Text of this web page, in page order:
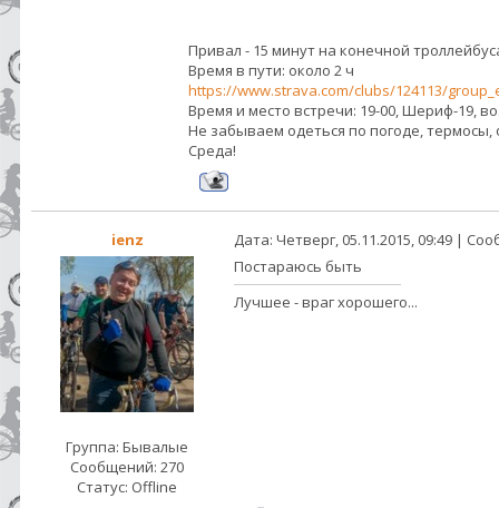
Привал - 15 минут на конечной
Время в пути: около 2 ч
https://www.strava.com/clubs/124113/
Время и место встречи: 19-00, Шериф-19,
Не забываем одеться по погоде, термосы,
Среда!
ienz Дата: Четверг, 05.11.2015, 09:49 |
Группа: Бывалые
Сообщений: 270
Статус: Offline
Постараюсь быть
Лучшее - враг хорошего...